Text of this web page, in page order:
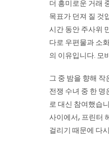
더 흥미로운 거래
목표가 던져 질 것
시간 동안 주사위
다로 우편물과 소
의 이유입니다. 모
그 중 밤을 향해 작
전쟁 수녀 중 한
로 대신 참여했습
사이에서, 프린터
걸리기 때문에 다